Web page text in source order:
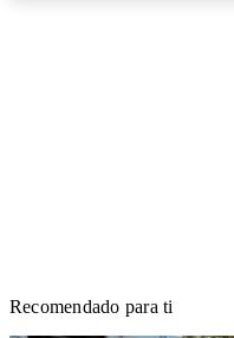
Recomendado para ti